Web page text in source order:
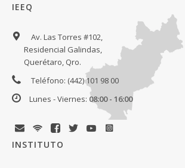
IEEQ
Av. Las Torres #102,
Residencial Galindas,
Querétaro, Qro.
Teléfono: (442) 101 98 00
Lunes - Viernes: 08:00 - 16:00
INSTITUTO